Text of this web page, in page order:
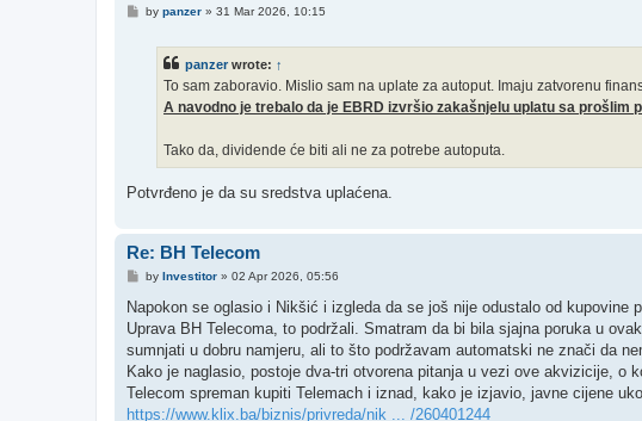
Pby panzer» 31 Mar 2026, 10:15
panzer wrote: ↑
To sam zaboravio. Mislio sam na uplate za autoput. Imaju zatvorenu
A navodno je trebalo da je EBRD izvršio zakašnjelu uplatu sa prošlim
Tako da, dividende će biti ali ne za potrebe autoputa.
Potvrđeno je da su sredstva uplaćena.
Re: BH Telecom
P
s
by Investitor» 02 Apr 2026, 05:56
Napokon se oglasio i Nikšić i izgleda da se još nije odustalo od
Uprava BH Telecoma, to podržali. Smatram da bi bila sjajna poruka u
sumnjati u dobru namjeru, ali to što podržavam automatski ne znači da
Kako je naglasio, postoje dva-tri otvorena pitanja u vezi ove akvizicije, o
Telecom spreman kupiti Telemach i iznad, kako je izjavio, javne cijene
https://www.klix.ba/biznis/privreda/nik ... /260401244